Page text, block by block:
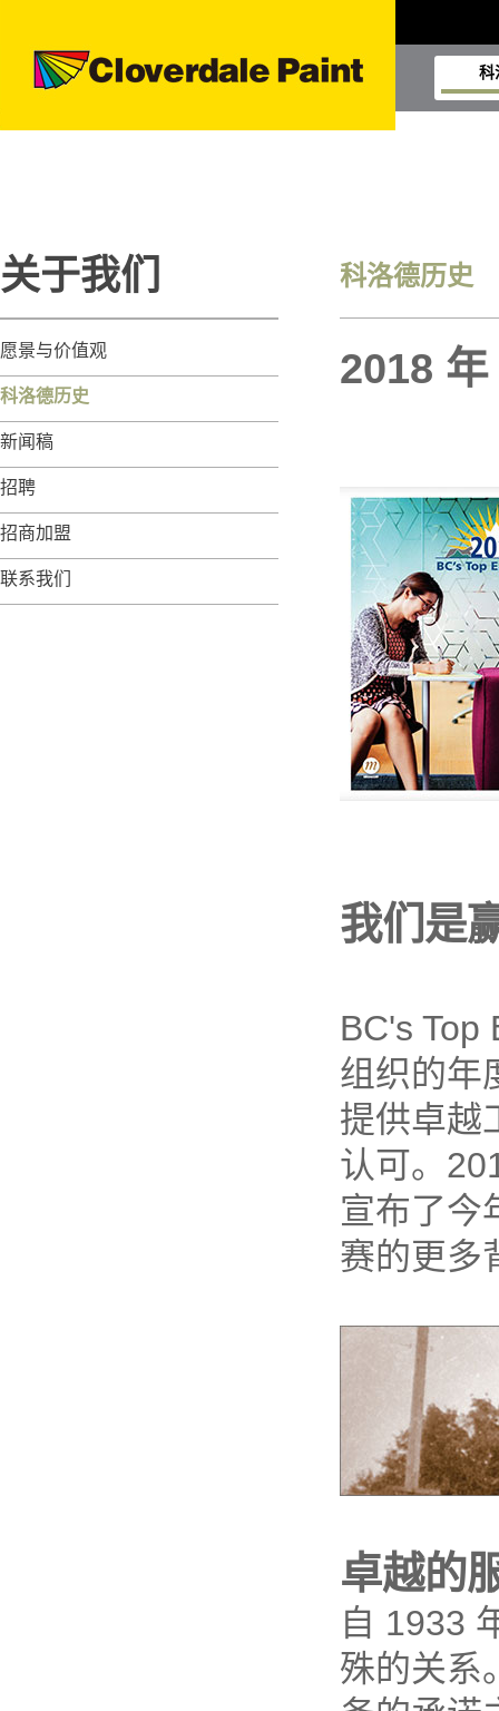
科
科洛德历史
2018
我们是
BC's Top
组织的年
提供卓越
认可。
宣布了今
赛的更多
卓越的
自 1933
殊的关系
关于我们
愿景与价值观
科洛德历史
新闻稿
招聘
招商加盟
联系我们